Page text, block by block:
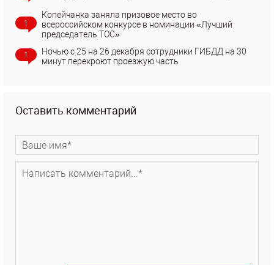
1
Копейчанка заняла призовое место во
всероссийском конкурсе в номинации «Лучший
председатель ТОС»
1
Ночью с 25 на 26 декабря сотрудники ГИБДД на 30
минут перекроют проезжую часть
Оставить комментарий